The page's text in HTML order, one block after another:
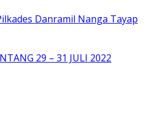
Danramil Nanga Tayap
29 – 31 JULI 2022